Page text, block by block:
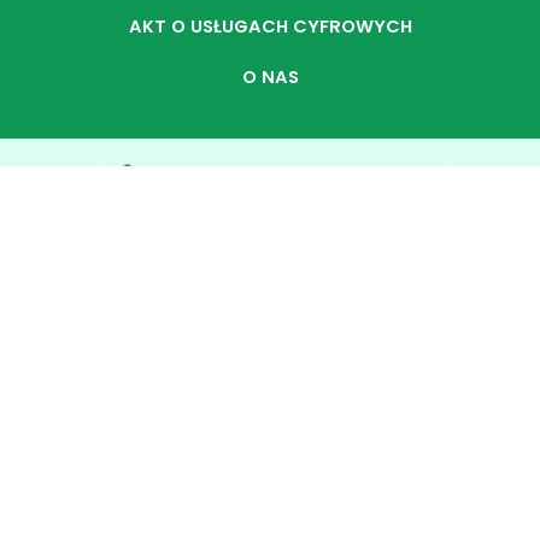
AKT O USŁUGACH CYFROWYCH
O NAS